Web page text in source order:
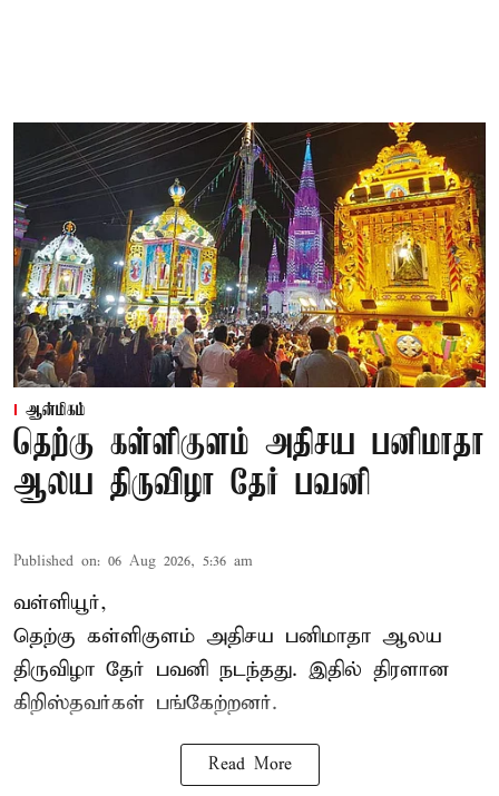
ஆன்மிகம்
தெற்கு கள்ளிகுளம் அதிசய பனிமாதா
ஆலய திருவிழா தேர் பவனி
Published on: 06 Aug 2026, 5:36 am
வள்ளியூர்,
தெற்கு கள்ளிகுளம் அதிசய பனிமாதா ஆலய
திருவிழா தேர் பவனி நடந்தது. இதில் திரளான
கிறிஸ்தவர்கள் பங்கேற்றனர்.
Read More